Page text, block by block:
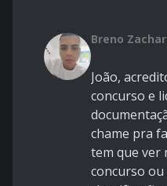
Breno
João,
concurso e
chame pra
tem que ver
concurso ou